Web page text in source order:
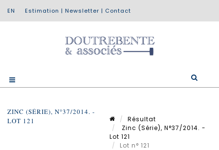
Estimation | Newsletter | Contact
ZINC (SÉRIE), N°37/2014. -
LOT 121
Résultat
Zinc (Série), N°37/2014. -
Lot 121
Lot n° 121